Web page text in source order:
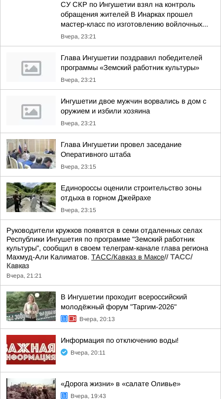
СУ СКР по Ингушетии взял на контроль
обращения жителей В Инарках прошел
мастер-класс по изготовлению войлочных...
Вчера, 23:21
Глава Ингушетии поздравил победителей
программы «Земский работник культуры»
Вчера, 23:21
Ингушетии двое мужчин ворвались в дом с
оружием и избили хозяина
Вчера, 23:21
Глава Ингушетии провел заседание
Оперативного штаба
Вчера, 23:15
Единороссы оценили строительство зоны
отдыха в горном Джейрахе
Вчера, 23:15
Руководители кружков появятся в семи отдаленных селах
Республики Ингушетия по программе "Земский работник
культуры", сообщил в своем телеграм-канале глава региона
Махмуд-Али Калиматов. ТАСС/Кавказ в Максе// ТАСС/
Кавказ
Вчера, 21:21
В Ингушетии проходит всероссийский
молодёжный форум "Таргим-2026"
Вчера, 20:13
Информация по отключению воды!
Вчера, 20:11
«Дорога жизни» в «салате Оливье»
Вчера, 19:43